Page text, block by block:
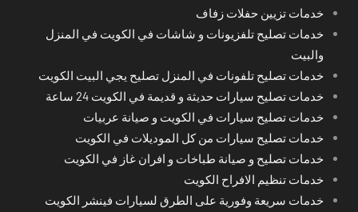
خدمات تزيين حفلات زفاف
خدمات تصليح تلفزيونات و شاشات في الكويت في المنزل
والبيت
خدمات تصليح تلفونات في المنزل تصليح يجي البيت الكويت
خدمات تصليح سيارات حديثة و قديمة في الكويت 24 ساعة
خدمات تصليح سيارات في الكويت و صيانة عربيات
خدمات تصليح سيارات من كل الموديلات في الكويت
خدمات تصليح و صيانة طباخات و افران غاز في الكويت
خدمات تنظيم الافراح الكويت
خدمات سريعة وفورية على الطرق لسيارات فينشر الكويت